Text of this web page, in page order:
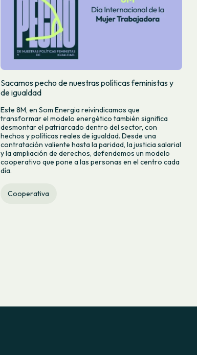
Sacamos pecho de nuestras políticas feministas y
de igualdad
Este 8M, en Som Energia reivindicamos que
transformar el modelo energético también significa
desmontar el patriarcado dentro del sector, con
hechos y políticas reales de igualdad. Desde una
contratación valiente hasta la paridad, la justicia salarial
y la ampliación de derechos, defendemos un modelo
cooperativo que pone a las personas en el centro cada
día.
Cooperativa